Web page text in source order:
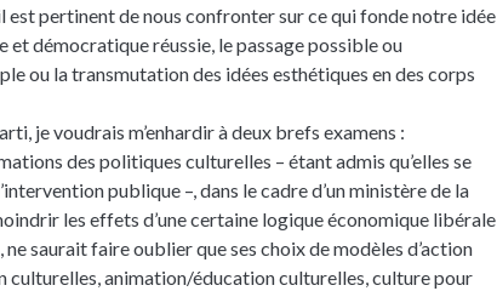
est pertinent de nous confronter sur ce qui fonde notre idée
et démocratique réussie, le passage possible ou
ou la transmutation des idées esthétiques en des corps
je voudrais m’enhardir à deux brefs examens :
des politiques culturelles – étant admis qu’elles se
publique –, dans le cadre d’un ministère de la
les effets d’une certaine logique économique libérale
saurait faire oublier que ses choix de modèles d’action
culturelles, animation/éducation culturelles, culture pour